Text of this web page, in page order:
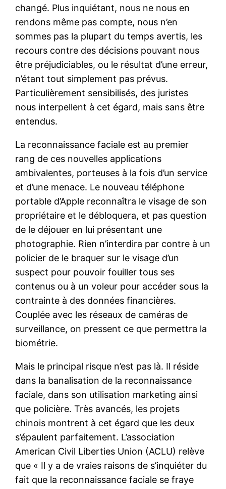
changé. Plus inquiétant, nous ne nous en
rendons même pas compte, nous n’en
sommes pas la plupart du temps avertis, les
recours contre des décisions pouvant nous
être préjudiciables, ou le résultat d’une erreur,
n’étant tout simplement pas prévus.
Particulièrement sensibilisés, des juristes
nous interpellent à cet égard, mais sans être
entendus.
La reconnaissance faciale est au premier
rang de ces nouvelles applications
ambivalentes, porteuses à la fois d’un service
et d’une menace. Le nouveau téléphone
portable d’Apple reconnaîtra le visage de son
propriétaire et le débloquera, et pas question
de le déjouer en lui présentant une
photographie. Rien n’interdira par contre à un
policier de le braquer sur le visage d’un
suspect pour pouvoir fouiller tous ses
contenus ou à un voleur pour accéder sous la
contrainte à des données financières.
Couplée avec les réseaux de caméras de
surveillance, on pressent ce que permettra la
biométrie.
Mais le principal risque n’est pas là. Il réside
dans la banalisation de la reconnaissance
faciale, dans son utilisation marketing ainsi
que policière. Très avancés, les projets
chinois montrent à cet égard que les deux
s’épaulent parfaitement. L’association
American Civil Liberties Union (ACLU) relève
que « Il y a de vraies raisons de s’inquiéter du
fait que la reconnaissance faciale se fraye